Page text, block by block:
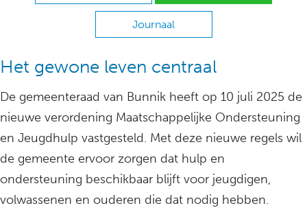
Journaal
Het gewone leven centraal
De gemeenteraad van Bunnik heeft op 10 juli 2025 de
nieuwe verordening Maatschappelijke Ondersteuning
en Jeugdhulp vastgesteld. Met deze nieuwe regels wil
de gemeente ervoor zorgen dat hulp en
ondersteuning beschikbaar blijft voor jeugdigen,
volwassenen en ouderen die dat nodig hebben.